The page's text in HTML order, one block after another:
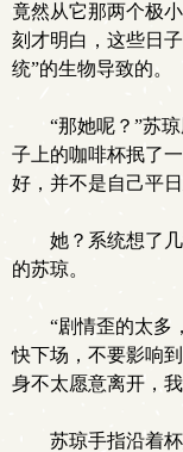
竟然从它那两个极
刻才明白，这些日
统”的生物导致的。
“那她呢？”苏
子上的咖啡杯抿了
好，并不是自己平
她？系统想了
的苏琼。
“剧情歪的太多
快下场，不要影响
身不太愿意离开，
苏琼手指沿着